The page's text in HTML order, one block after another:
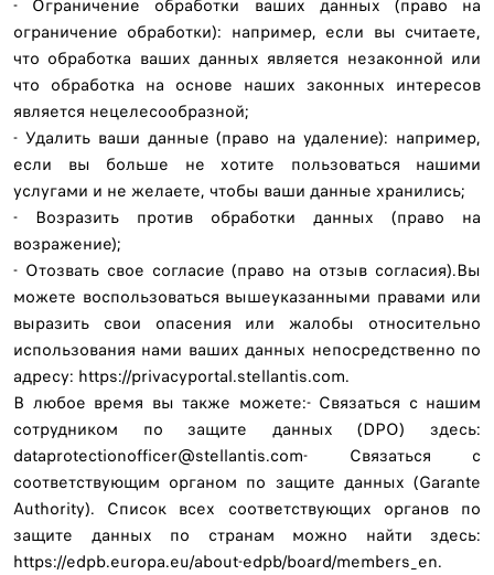
- Ограничение обработки ваших данных (право на
ограничение обработки): например, если вы считаете,
что обработка ваших данных является незаконной или
что обработка на основе наших законных интересов
является нецелесообразной;
- Удалить ваши данные (право на удаление): например,
если вы больше не хотите пользоваться нашими
услугами и не желаете, чтобы ваши данные хранились;
- Возразить против обработки данных (право на
возражение);
- Отозвать свое согласие (право на отзыв согласия).Вы
можете воспользоваться вышеуказанными правами или
выразить свои опасения или жалобы относительно
использования нами ваших данных непосредственно по
адресу: https://privacyportal.stellantis.com.
В любое время вы также можете:- Связаться с нашим
сотрудником по защите данных (DPO) здесь:
dataprotectionofficer@stellantis.com- Связаться с
соответствующим органом по защите данных (Garante
Authority). Список всех соответствующих органов по
защите данных по странам можно найти здесь:
https://edpb.europa.eu/about-edpb/board/members_en.